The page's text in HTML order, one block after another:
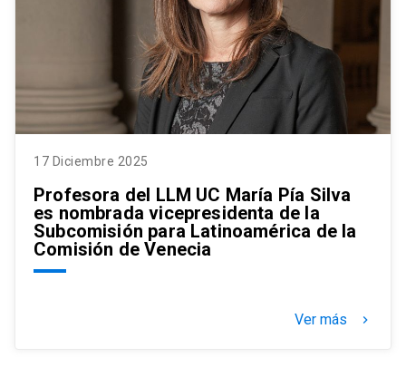
17 Diciembre 2025
Profesora del LLM UC María Pía Silva
es nombrada vicepresidenta de la
Subcomisión para Latinoamérica de la
Comisión de Venecia
Ver más keyboard_arrow_right